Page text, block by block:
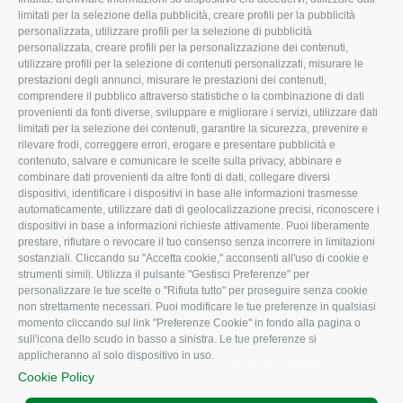
limitati per la selezione della pubblicità, creare profili per la pubblicità
personalizzata, utilizzare profili per la selezione di pubblicità
personalizzata, creare profili per la personalizzazione dei contenuti,
utilizzare profili per la selezione di contenuti personalizzati, misurare le
prestazioni degli annunci, misurare le prestazioni dei contenuti,
comprendere il pubblico attraverso statistiche o la combinazione di dati
provenienti da fonti diverse, sviluppare e migliorare i servizi, utilizzare dati
limitati per la selezione dei contenuti, garantire la sicurezza, prevenire e
rilevare frodi, correggere errori, erogare e presentare pubblicità e
contenuto, salvare e comunicare le scelte sulla privacy, abbinare e
combinare dati provenienti da altre fonti di dati, collegare diversi
dispositivi, identificare i dispositivi in base alle informazioni trasmesse
automaticamente, utilizzare dati di geolocalizzazione precisi, riconoscere i
dispositivi in base a informazioni richieste attivamente. Puoi liberamente
prestare, rifiutare o revocare il tuo consenso senza incorrere in limitazioni
sostanziali. Cliccando su "Accetta cookie," acconsenti all'uso di cookie e
strumenti simili. Utilizza il pulsante "Gestisci Preferenze" per
personalizzare le tue scelte o "Rifiuta tutto" per proseguire senza cookie
non strettamente necessari. Puoi modificare le tue preferenze in qualsiasi
momento cliccando sul link "Preferenze Cookie" in fondo alla pagina o
sull'icona dello scudo in basso a sinistra. Le tue preferenze si
applicheranno al solo dispositivo in uso.
Cookie Policy
Missione e Progetto
Organigramma aziendale
I Nostri Servizi
Uffici della Sede
provinciale
Le Sedi di Zona
Agricoltori S.r.l.
Whistleblowing
Confagricoltura Rovigo e
Agricoltori srl
Fiscale
Lavoro
Ambiente
Associazione
CONFAGRICOLTURA
ATTIVA
Notizie in evidenza
Eventi
Comunicati Stampa
Video
Iscrizione Newsletter
Newsletter